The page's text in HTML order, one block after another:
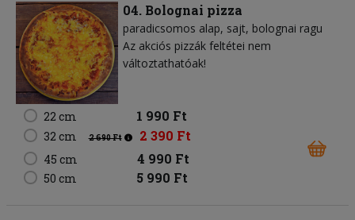
04. Bolognai pizza
paradicsomos alap sajt bolognai ragu
Az akciós pizzák feltétei nem
változtathatóak!
22 cm 1 990 Ft
32 cm 2 690 Ft 2 390 Ft
45 cm 4 990 Ft
50 cm 5 990 Ft